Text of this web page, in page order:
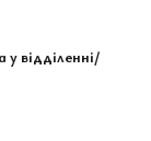
у відділенні/